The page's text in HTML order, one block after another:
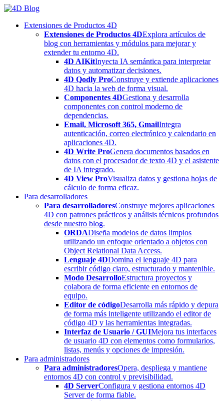
Skip
contentExtensiones de Productos 4D
Extensiones de Productos 4DExplora artículos de
blog con herramientas y módulos para mejorar y
extender tu entorno 4D.
4D AIKitInyecta IA semántica para interpretar
datos y automatizar decisiones.
4D Qodly ProConstruye y extiende aplicaciones
4D hacia la web de forma visual.
Componentes 4DGestiona y desarrolla
componentes con control moderno de
dependencias.
Email, Microsoft 365, GmailIntegra
autenticación, correo electrónico y calendario en
aplicaciones 4D.
4D Write ProGenera documentos basados en
datos con el procesador de texto 4D y el asistente
de IA integrado.
4D View ProVisualiza datos y gestiona hojas de
cálculo de forma eficaz.
Para desarrolladores
Para desarrolladoresConstruye mejores aplicaciones
4D con patrones prácticos y análisis técnicos profundos
desde nuestro blog.
ORDADiseña modelos de datos limpios
utilizando un enfoque orientado a objetos con
Object Relational Data Access.
Lenguaje 4DDomina el lenguaje 4D para
escribir código claro, estructurado y mantenible.
Modo DesarrolloEstructura proyectos y
colabora de forma eficiente en entornos de
equipo.
Editor de códigoDesarrolla más rápido y depura
de forma más inteligente utilizando el editor de
código 4D y las herramientas integradas.
Interfaz de Usuario / GUIMejora tus interfaces
de usuario 4D con elementos como formularios,
listas, menús y opciones de impresión.
Para administradores
Para administradoresOpera, despliega y mantiene
entornos 4D con control y previsibilidad.
4D ServerConfigura y gestiona entornos 4D
Server de forma fiable.